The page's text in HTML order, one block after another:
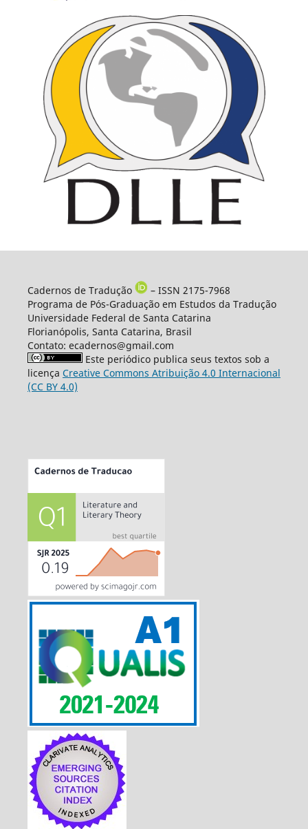
Cadernos de Tradução
– ISSN 2175-7968
Programa de Pós-Graduação em Estudos da Tradução
Universidade Federal de Santa Catarina
Florianópolis, Santa Catarina, Brasil
Contato: ecadernos@gmail.com
Este periódico publica seus textos sob a
licença Creative Commons Atribuição 4.0 Internacional
(CC BY 4.0)